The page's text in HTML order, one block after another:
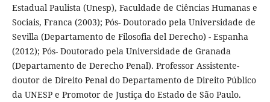
Estadual Paulista (Unesp), Faculdade de Ciências Humanas e
Sociais, Franca (2003); Pós- Doutorado pela Universidade de
Sevilla (Departamento de Filosofia del Derecho) - Espanha
(2012); Pós- Doutorado pela Universidade de Granada
(Departamento de Derecho Penal). Professor Assistente-
doutor de Direito Penal do Departamento de Direito Público
da UNESP e Promotor de Justiça do Estado de São Paulo.